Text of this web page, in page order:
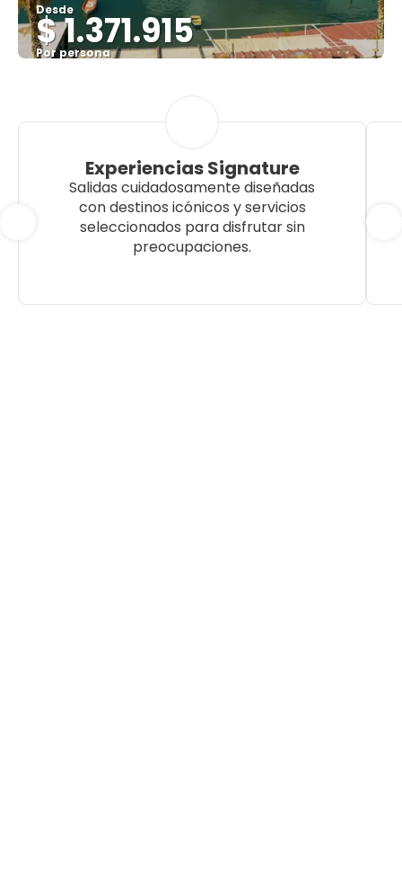
Desde
$ 1.371.915
Por persona
Experiencias Signature
Salidas cuidadosamente diseñadas
con destinos icónicos y servicios
seleccionados para disfrutar sin
preocupaciones.